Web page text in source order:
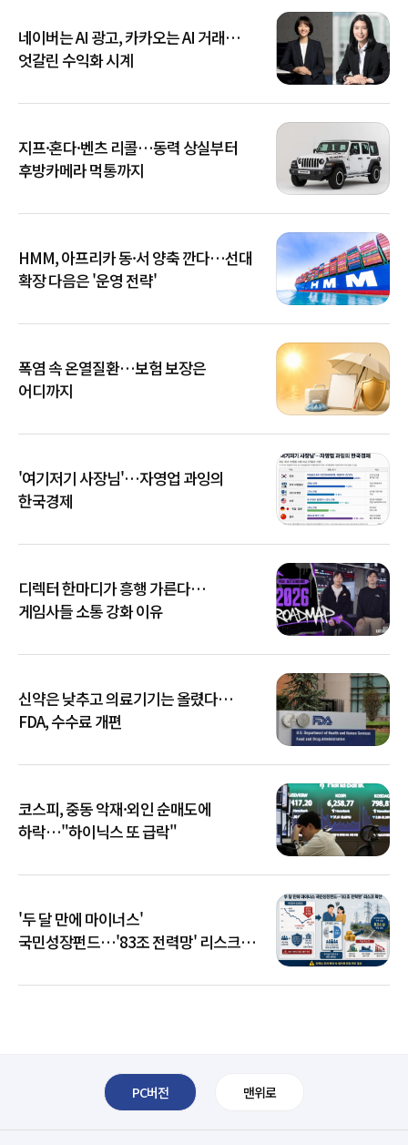
네이버는 AI 광고, 카카오는 AI 거래…
엇갈린 수익화 시계
지프·혼다·벤츠 리콜…동력 상실부터
후방카메라 먹통까지
HMM, 아프리카 동·서 양축 깐다…선대
확장 다음은 '운영 전략'
폭염 속 온열질환…보험 보장은
어디까지
'여기저기 사장님'…자영업 과잉의
한국경제
디렉터 한마디가 흥행 가른다…
게임사들 소통 강화 이유
신약은 낮추고 의료기기는 올렸다…
FDA, 수수료 개편
코스피, 중동 악재·외인 순매도에
하락…"하이닉스 또 급락"
'두 달 만에 마이너스'
국민성장펀드…'83조 전력망' 리스크
PC버전 맨위로